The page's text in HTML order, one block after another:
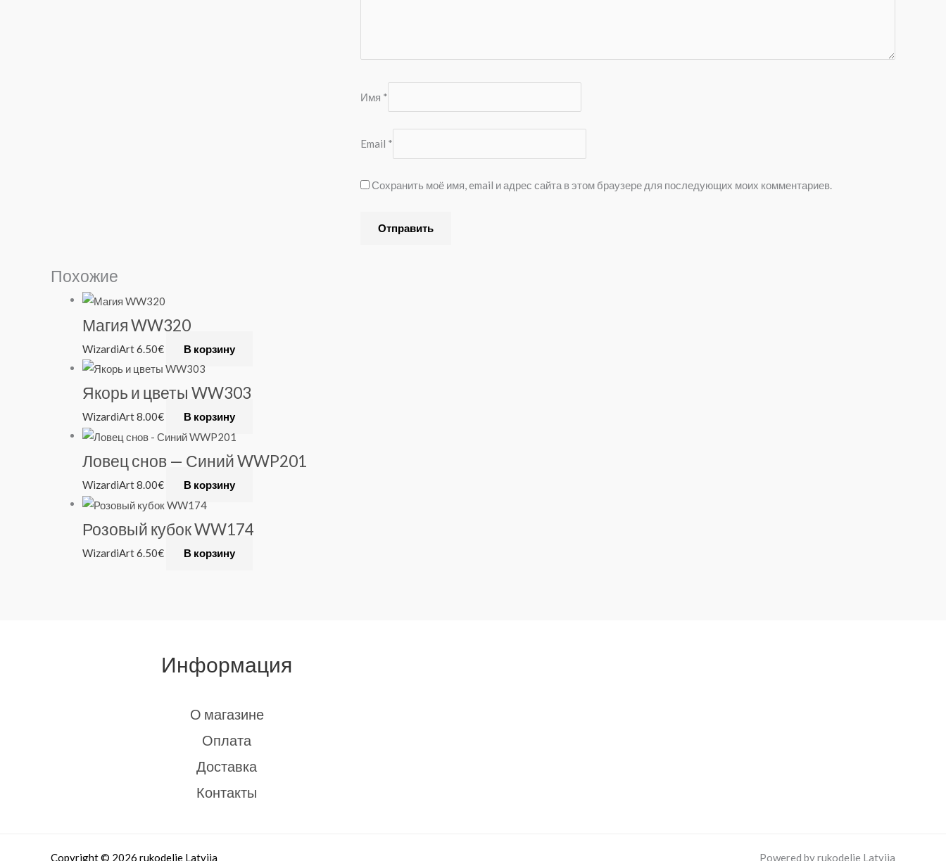
Имя *
Email *
Сохранить моё имя, email и адрес сайта в этом браузере для последующих моих комментариев.
Похожие
Магия WW320
WizardiArt6.50€ В корзину
Якорь и цветы WW303
WizardiArt8.00€ В корзину
Ловец снов — Синий WWP201
WizardiArt8.00€ В корзину
Розовый кубок WW174
WizardiArt6.50€ В корзину
Информация
О магазине
Оплата
Доставка
Контакты
Copyright © 2026 rukodelie Latvija Powered by rukodelie Latvija